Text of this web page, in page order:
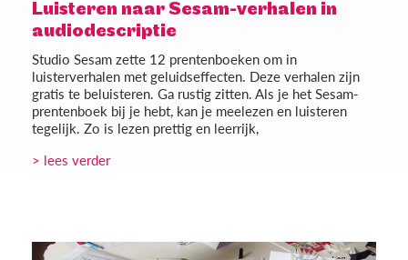
Luisteren naar Sesam-verhalen in
audiodescriptie
Studio Sesam zette 12 prentenboeken om in
luisterverhalen met geluidseffecten. Deze verhalen zijn
gratis te beluisteren. Ga rustig zitten. Als je het Sesam-
prentenboek bij je hebt, kan je meelezen en luisteren
tegelijk. Zo is lezen prettig en leerrijk,
> lees verder